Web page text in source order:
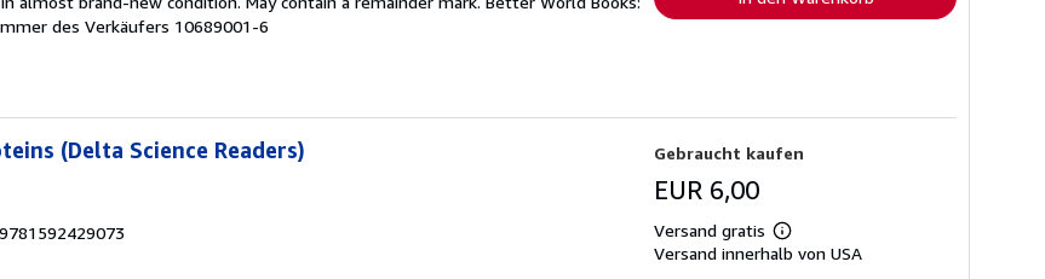
des Verkäufers 10689001-6
(Delta Science Readers) Gebraucht kaufen
EUR 6,00
Versand gratis
Weitere
Informationen
Versand innerhalb von USA